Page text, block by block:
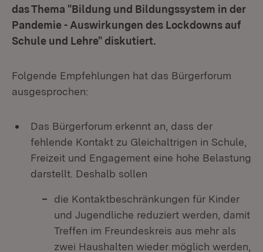
das Thema "Bildung und Bildungssystem in der
Pandemie - Auswirkungen des Lockdowns auf
Schule und Lehre" diskutiert.
Folgende Empfehlungen hat das Bürgerforum
ausgesprochen:
Das Bürgerforum erkennt an, dass der
fehlende Kontakt zu Gleichaltrigen in Schule,
Freizeit und Engagement eine hohe Belastung
darstellt. Deshalb sollen
die Kontaktbeschränkungen für Kinder
und Jugendliche reduziert werden, damit
Treffen im Freundeskreis aus mehr als
zwei Haushalten wieder möglich werden,